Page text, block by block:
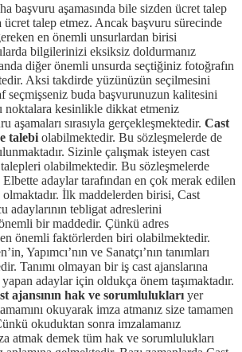
başvuru aşamasında bile sizden ücret talep
ücret talep etmez. Ancak başvuru sürecinde
en önemli unsurlardan birisi
bilgilerinizi eksiksiz doldurmanız
diğer önemli unsurda seçtiğiniz fotoğrafın
Aksi takdirde yüzünüzün seçilmesini
seçmişseniz buda başvurunuzun kalitesini
noktalara kesinlikle dikkat etmeniz
aşamaları sırasıyla gerçekleşmektedir. Cast
talebi olabilmektedir. Bu sözleşmelerde de
Sizinle çalışmak isteyen cast
talepleri olabilmektedir. Bu sözleşmelerde
adaylar tarafından en çok merak edilen
İlk maddelerden birisi, Cast
adaylarının tebligat adreslerini
bir maddedir. Çünkü adres
önemli faktörlerden biri olabilmektedir.
Yapımcı’nın ve Sanatçı’nın tanımları
Tanımı olmayan bir iş cast ajanslarına
adaylar için oldukça önem taşımaktadır.
ajansının hak ve sorumlulukları yer
okuyarak imza atmanız size tamamen
okuduktan sonra imzalamanız
atmak demek tüm hak ve sorumlulukları